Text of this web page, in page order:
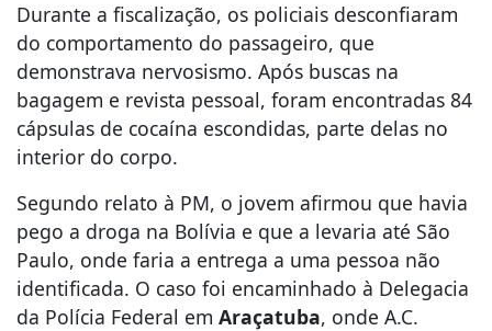
Durante a fiscalização, os policiais desconfiaram
do comportamento do passageiro, que
demonstrava nervosismo. Após buscas na
bagagem e revista pessoal, foram encontradas 84
cápsulas de cocaína escondidas, parte delas no
interior do corpo.
Segundo relato à PM, o jovem afirmou que havia
pego a droga na Bolívia e que a levaria até São
Paulo, onde faria a entrega a uma pessoa não
identificada. O caso foi encaminhado à Delegacia
da Polícia Federal em Araçatuba, onde A.C.